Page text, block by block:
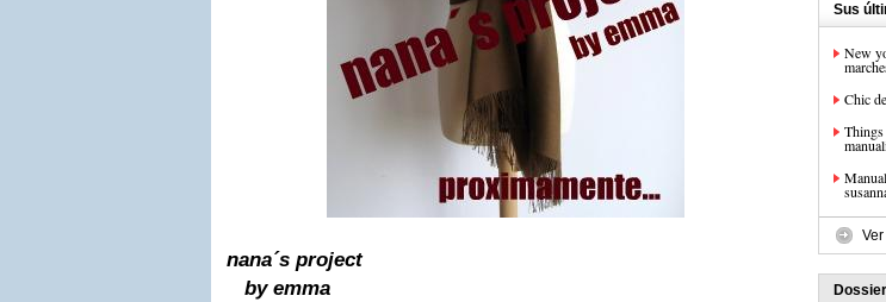
nana´s project
by emma
Sus
New
Chic